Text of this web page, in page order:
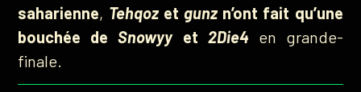
saharienne, Tehqoz et gunz n’ont fait qu’une
bouchée deSnowyy et 2Die4 en grande-
finale.